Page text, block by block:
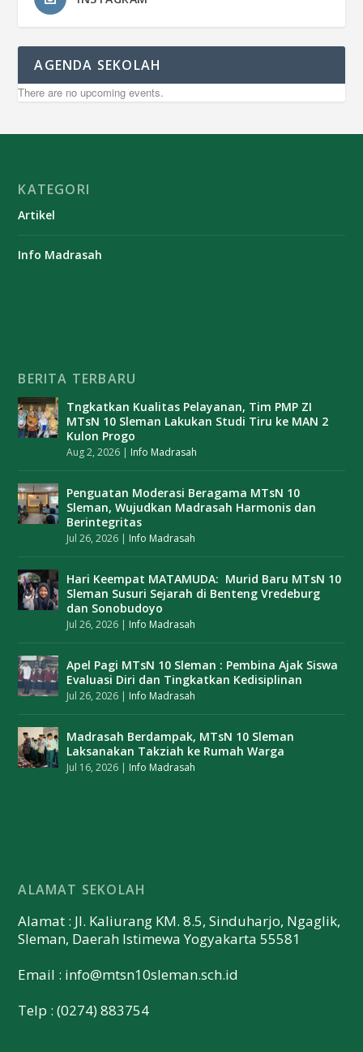
AGENDA SEKOLAH
There are no upcoming events.
KATEGORI
Artikel
Info Madrasah
BERITA TERBARU
Tngkatkan Kualitas Pelayanan, Tim PMP ZI
MTsN 10 Sleman Lakukan Studi Tiru ke MAN 2
Kulon Progo
Aug 2, 2026 | Info Madrasah
Penguatan Moderasi Beragama MTsN 10
Sleman, Wujudkan Madrasah Harmonis dan
Berintegritas
Jul 26, 2026 | Info Madrasah
Hari Keempat MATAMUDA: Murid Baru MTsN 10
Sleman Susuri Sejarah di Benteng Vredeburg
dan Sonobudoyo
Jul 26, 2026 | Info Madrasah
Apel Pagi MTsN 10 Sleman : Pembina Ajak Siswa
Evaluasi Diri dan Tingkatkan Kedisiplinan
Jul 26, 2026 | Info Madrasah
Madrasah Berdampak, MTsN 10 Sleman
Laksanakan Takziah ke Rumah Warga
Jul 16, 2026 | Info Madrasah
ALAMAT SEKOLAH
Alamat : Jl. Kaliurang KM. 8.5, Sinduharjo, Ngaglik,
Sleman, Daerah Istimewa Yogyakarta 55581
Email : info@mtsn10sleman.sch.id
Telp : (0274) 883754